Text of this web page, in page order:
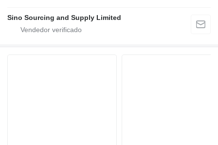
Sino Sourcing and Supply Limited